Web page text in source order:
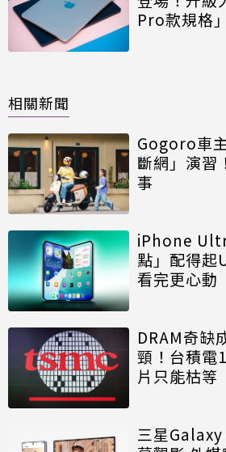
Pro款規格」
相關新聞
Gogoro車
斷網」演習
事
iPhone
點」配得
看完更心動
DRAM奇缺
頸！台積電
片只能枯等
三星